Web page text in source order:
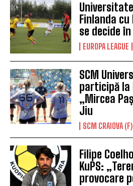
Finlanda
se decide în
EUROPA LEAGUE
SCM
participă la
„Mircea
Jiu
SCM CRAIOVA (F)
Filipe
KuPS:
provocare